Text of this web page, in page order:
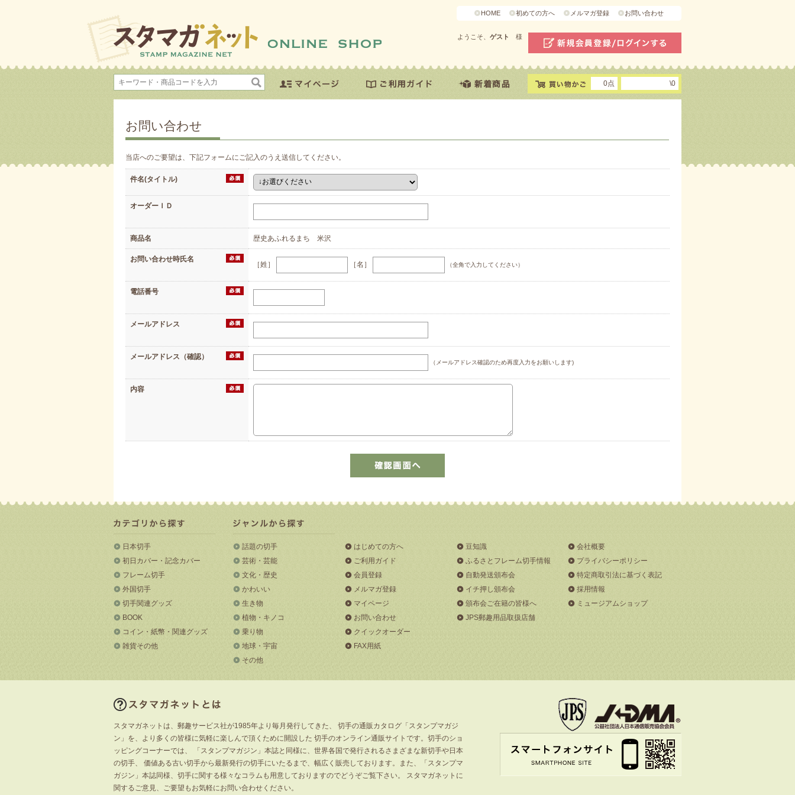
HOME 初めての方へ メルマガ登録 お問い合わせ
ようこそ、 ゲスト 様
0点 \0
お問い合わせ
当店へのご要望は、下記フォームにご記入のうえ送信してください。
件名(タイトル)
オーダーＩＤ
商品名 歴史あふれるまち 米沢
お問い合わせ時氏名
［姓］ ［名］ （全角で入力してください）
電話番号
メールアドレス
メールアドレス（確認）
（メールアドレス確認のため再度入力をお願いします)
内容
日本切手
初日カバー・記念カバー
フレーム切手
外国切手
切手関連グッズ
BOOK
コイン・紙幣・関連グッズ
雑貨その他
話題の切手
芸術・芸能
文化・歴史
かわいい
生き物
植物・キノコ
乗り物
地球・宇宙
その他
はじめての方へ
ご利用ガイド
会員登録
メルマガ登録
マイページ
お問い合わせ
クイックオーダー
FAX用紙
豆知識
ふるさとフレーム切手情報
自動発送頒布会
イチ押し頒布会
頒布会ご在籍の皆様へ
JPS郵趣用品取扱店舗
会社概要
プライバシーポリシー
特定商取引法に基づく表記
採用情報
ミュージアムショップ
スタマガネットは、郵趣サービス社が1985年より毎月発行してきた、 切手の通販カタログ「スタンプマガジ
ン」を、より多くの皆様に気軽に楽しんで頂くために開設した 切手のオンライン通販サイトです。切手のショ
ッピングコーナーでは、 「スタンプマガジン」本誌と同様に、世界各国で発行されるさまざまな新切手や日本
の切手、 価値ある古い切手から最新発行の切手にいたるまで、幅広く販売しております。また、「スタンプマ
ガジン」本誌同様、切手に関する様々なコラムも用意しておりますのでどうぞご覧下さい。 スタマガネットに
関するご意見、ご要望もお気軽にお問い合わせください。